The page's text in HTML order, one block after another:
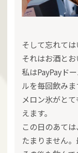
そして忘れて
それはお酒とお
私はPayPayド
ルを毎回飲みま
メロン氷がと
えます。
この日のあては
たまりません。